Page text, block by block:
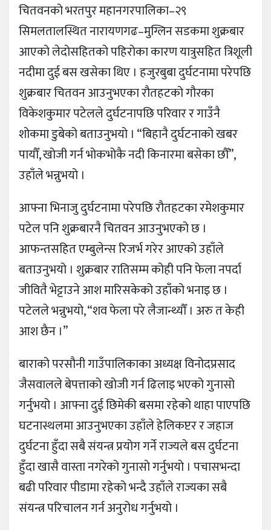
चितवनको भरतपुर महानगरपालिका–२९
सिमलतालस्थित नारायणगढ–मुग्लिन सडकमा शुक्रबार
आएको लेदोसहितको पहिरोका कारण यात्रुसहित त्रिशूली
नदीमा दुई बस खसेका थिए । हजुरबुबा दुर्घटनामा परेपछि
शुक्रबार चितवन आउनुभएका रौतहटको गौरका
विकेशकुमार पटेलले दुर्घटनापछि परिवार र गाउँनै
शोकमा डुबेको बताउनुभयो । “बिहानै दुर्घटनाको खबर
पायौँ, खोजी गर्न भोकभोकै नदी किनारमा बसेका छौँ”,
उहाँले भन्नुभयो ।
आफ्ना भिनाजु दुर्घटनामा परेपछि रौतहटका रमेशकुमार
पटेल पनि शुक्रबारनै चितवन आउनुभएको छ ।
आफन्तसहित एम्बुलेन्स रिजर्भ गरेर आएको उहाँले
बताउनुभयो । शुक्रबार रातिसम्म कोही पनि फेला नपर्दा
जीवितै भेट्टाउने आश मारिसकेको उहाँको भनाइ छ ।
पटेलले भन्नुभयो, “शव फेला परे लैजान्थ्यौँ । अरु त केही
आश छैन ।”
बाराको परसौनी गाउँपालिकाका अध्यक्ष विनोदप्रसाद
जैसवालले बेपत्ताको खोजी गर्न ढिलाइ भएको गुनासो
गर्नुभयो । आफ्ना दुई छिमेकी बसमा रहेको थाहा पाएपछि
घटनास्थलमा आउनुभएका उहाँले हेलिकप्टर र जहाज
दुर्घटना हुँदा सबै संयन्त्र प्रयोग गर्ने राज्यले बस दुर्घटना
हुँदा खासै वास्ता नगरेको गुनासो गर्नुभयो । पचासभन्दा
बढी परिवार पीडामा रहेको भन्दै उहाँले राज्यका सबै
संयन्त्र परिचालन गर्न अनुरोध गर्नुभयो ।